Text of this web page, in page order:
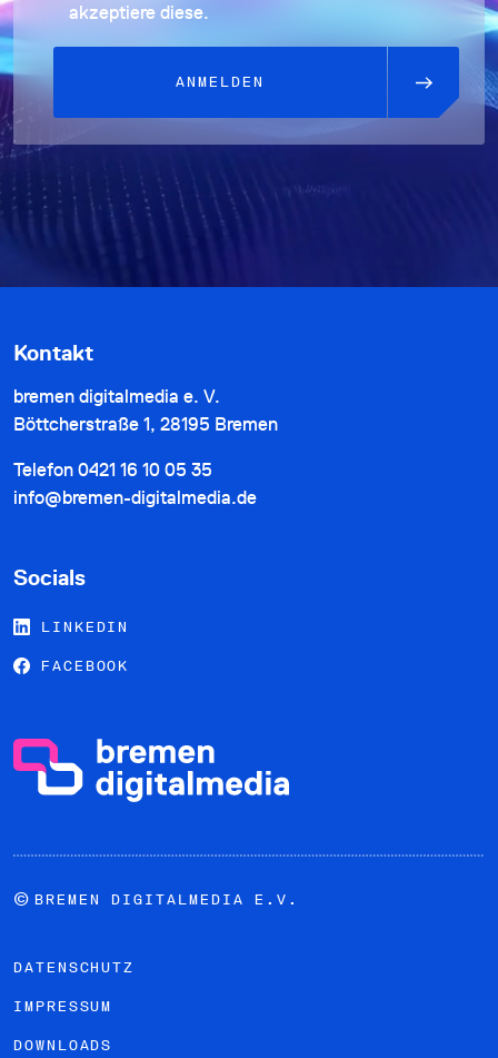
akzeptiere diese.
ANMELDEN
Kontakt
bremen digitalmedia e. V.
Böttcherstraße 1, 28195 Bremen
Telefon 0421 16 10 05 35
info@bremen-digitalmedia.de
Socials
LINKEDIN
FACEBOOK
© BREMEN DIGITALMEDIA E.V.
DATENSCHUTZ
IMPRESSUM
DOWNLOADS